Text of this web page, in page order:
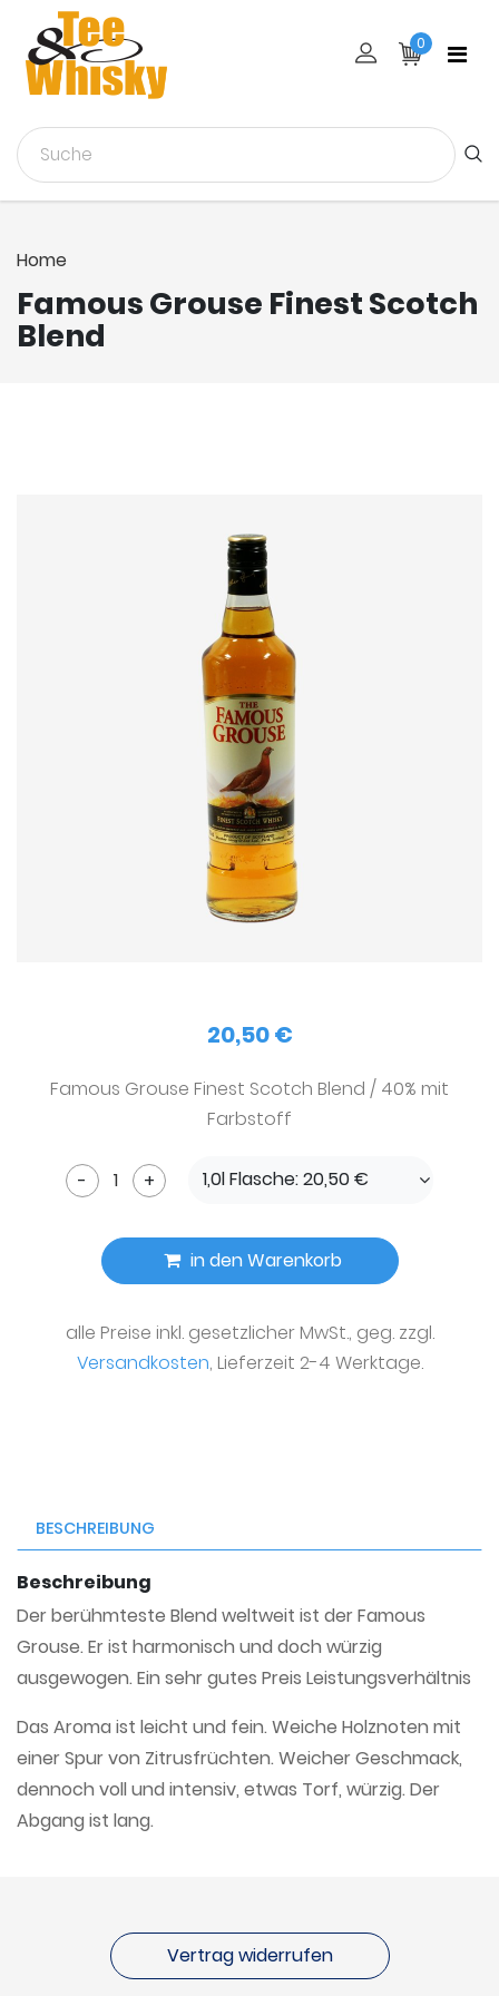
0
Famous Grouse Finest Scotch
Blend
Home
20,50 €
Famous Grouse Finest Scotch Blend / 40% mit
Farbstoff
- + 1,0l Flasche: 20,50 €
in den Warenkorb
alle Preise inkl. gesetzlicher MwSt., geg. zzgl.
Versandkosten, Lieferzeit 2-4 Werktage.
BESCHREIBUNG
Beschreibung
Der berühmteste Blend weltweit ist der Famous
Grouse. Er ist harmonisch und doch würzig
ausgewogen. Ein sehr gutes Preis Leistungsverhältnis
Das Aroma ist leicht und fein. Weiche Holznoten mit
einer Spur von Zitrusfrüchten. Weicher Geschmack,
dennoch voll und intensiv, etwas Torf, würzig. Der
Abgang ist lang.
Vertrag widerrufen